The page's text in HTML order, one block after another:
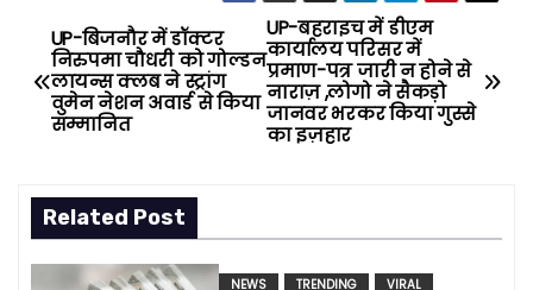
P
o
s
t
n
UP-बहराइच में डीएम
कार्यालय परिसर में
प्रमाण-पत्र जारी न होने से
नाराज़ ,लोगो ने सैकड़ो
जानवर भरकर किया गुस्से
का इज़हार
UP-बिजनौर में डॉक्टर
निरुपमा चौधरी को गोल्डन
लायन्स क्लब ने स्ट्रांग
वुमेन नेशन अवार्ड से किया
सम्मानित
Related Post
NEWS TRENDING VIRAL